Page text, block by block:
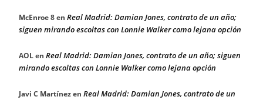
McEnroe 8en Real Madrid: Damian Jones, contrato de un año;
siguen mirando escoltas con Lonnie Walker como lejana opción
AOLen Real Madrid: Damian Jones, contrato de un año; siguen
mirando escoltas con Lonnie Walker como lejana opción
Javi C Martínezen Real Madrid: Damian Jones, contrato de un